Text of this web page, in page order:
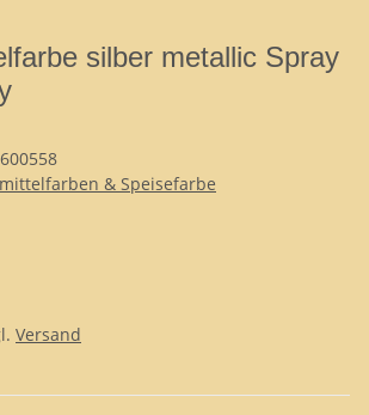
silber metallic Spray
& Speisefarbe
Versand